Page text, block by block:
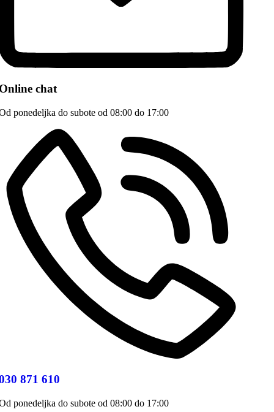
chat
ponedeljka do subote od 08:00 do 17:00
871 610
ponedeljka do subote od 08:00 do 17:00